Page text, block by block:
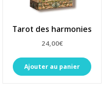
Tarot des harmonies
24,00€
Ajouter au panier